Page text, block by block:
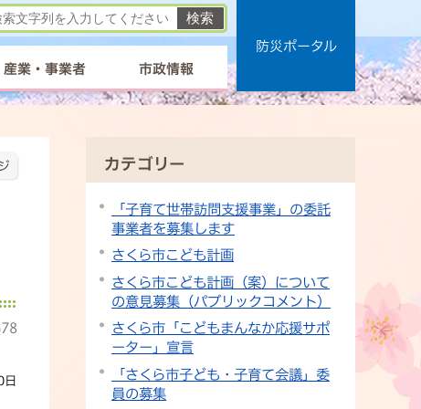
産業・事業者 市政情報
防災ポータル
日
カテゴリー
「子育て世帯訪問支援事業」の委託
事業者を募集します
さくら市こども計画
さくら市こども計画（案）について
の意見募集（パブリックコメント）
さくら市「こどもまんなか応援サポ
ーター」宣言
「さくら市子ども・子育て会議」委
員の募集